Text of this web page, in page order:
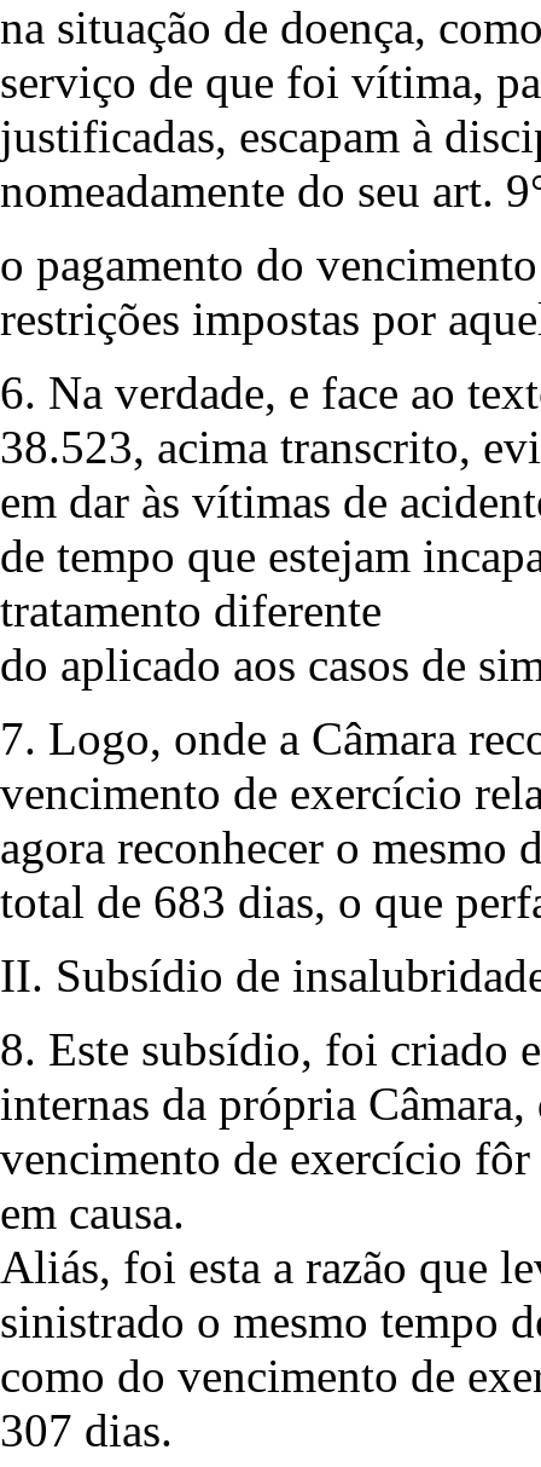
na situação de doença,
serviço de que foi vítima,
justificadas, escapam à
nomeadamente do seu art.
o pagamento do
restrições impostas por
6. Na verdade, e face ao
38.523, acima transcrito,
em dar às vítimas de
de tempo que estejam
tratamento diferente
do aplicado aos casos de
7. Logo, onde a Câmara
vencimento de exercício
agora reconhecer o mesmo
total de 683 dias, o que
II. Subsídio de
8. Este subsídio, foi criado
internas da própria
vencimento de exercício
em causa.
Aliás, foi esta a razão que
sinistrado o mesmo tempo
como do vencimento de
307 dias.